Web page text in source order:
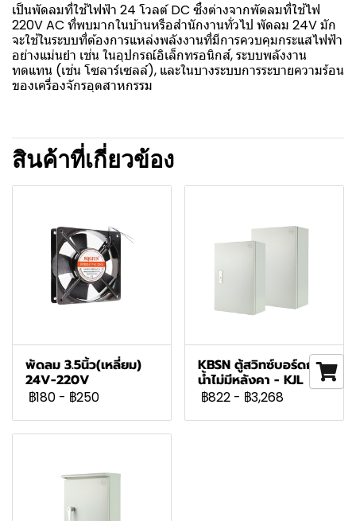
เป็นพัดลมที่ใช้ไฟฟ้า 24 โวลต์ DC ซึ่งต่างจากพัดลมที่ใช้ไฟ
220V AC ที่พบมากในบ้านหรือสำนักงานทั่วไป พัดลม 24V มัก
จะใช้ในระบบที่ต้องการแหล่งพลังงานที่มีการควบคุมกระแสไฟฟ้า
อย่างแม่นยำ เช่น ในอุปกรณ์อิเล็กทรอนิกส์, ระบบพลังงาน
ทดแทน (เช่น โซลาร์เซลล์), และในบางระบบการระบายความร้อน
ของเครื่องจักรอุตสาหกรรม
สินค้าที่เกี่ยวข้อง
พัดลม 3.5นิ้ว(เหลี่ยม)
24V-220V
฿180 - ฿250
KBSN ตู้สวิทซ์บอร์ดกัน
น้ำไม่มีหลังคา - KJL
฿822 - ฿3,268